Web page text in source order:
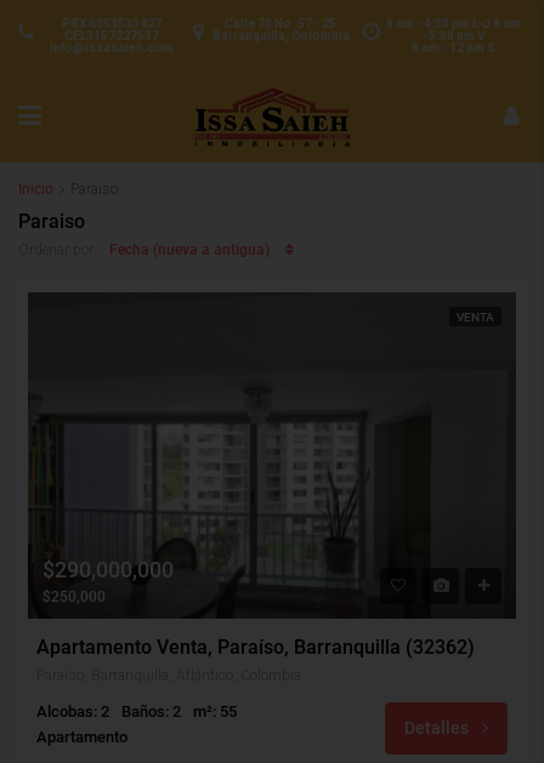
8 am - 4:30 pm L-J 8 am
- 5:00 pm V
8 am - 12 pm S
Calle 70 No. 57 - 25
Barranquilla, Colombia
PBX 6053533427
CEL3157227537
info@issasaieh.com
Inicio Paraiso
Paraiso
Fecha (nueva a antigua)
VENTA
$290,000,000
$250,000
Apartamento Venta, Paraíso, Barranquilla (32362)
Alcobas: 2 Baños: 2
m²: 55
Apartamento
Detalles